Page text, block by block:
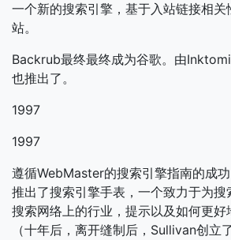
一个新的搜索引擎，基于入站链接相关
站。
Backrub最终最终成为谷歌。由
也推出了。
1997
1997
遵循WebMaster的搜索引擎指南的成
推出了搜索引擎手表，一个致力于为搜
搜索网络上的行业，提示以及如何更好
（十年后，离开缝制后，Sullivan创立